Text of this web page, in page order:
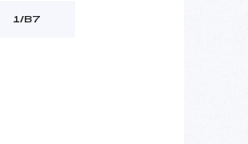
1/B7